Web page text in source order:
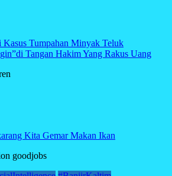
Kasus Tumpahan Minyak Teluk
Tangan Hakim Yang Rakus Uang
Kita Gemar Makan Ikan
goodjobs